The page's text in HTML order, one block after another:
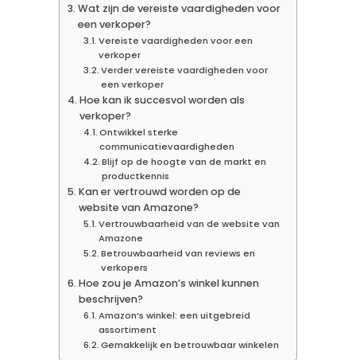
Wat zijn de vereiste vaardigheden voor
een verkoper?
Vereiste vaardigheden voor een
verkoper
Verder vereiste vaardigheden voor
een verkoper
Hoe kan ik succesvol worden als
verkoper?
Ontwikkel sterke
communicatievaardigheden
Blijf op de hoogte van de markt en
productkennis
Kan er vertrouwd worden op de
website van Amazone?
Vertrouwbaarheid van de website van
Amazone
Betrouwbaarheid van reviews en
verkopers
Hoe zou je Amazon’s winkel kunnen
beschrijven?
Amazon’s winkel: een uitgebreid
assortiment
Gemakkelijk en betrouwbaar winkelen